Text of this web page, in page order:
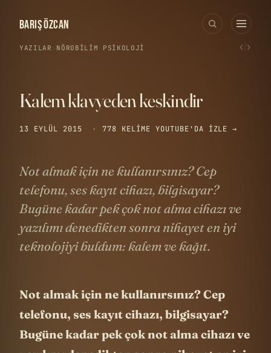
BARIŞ ÖZCAN
YAZILAR NÖROBILIM · PSIKOLOJI ‹ ›
Kalem klavyeden keskindir
13 EYLÜL 2015 · 778 KELIME YOUTUBE'DA IZLE →
Not almak için ne kullanırsınız? Cep
telefonu, ses kayıt cihazı, bilgisayar?
Bugüne kadar pek çok not alma cihazı ve
yazılımı denedikten sonra nihayet en iyi
teknolojiyi buldum: kalem ve kağıt.
Not almak için ne kullanırsınız? Cep
telefonu, ses kayıt cihazı, bilgisayar?
Bugüne kadar pek çok not alma cihazı ve